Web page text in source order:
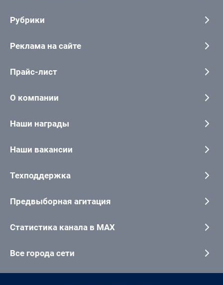
Рубрики
Реклама на сайте
Прайс-лист
О компании
Наши награды
Наши вакансии
Техподдержка
Предвыборная агитация
Статистика канала в MAX
Все города сети